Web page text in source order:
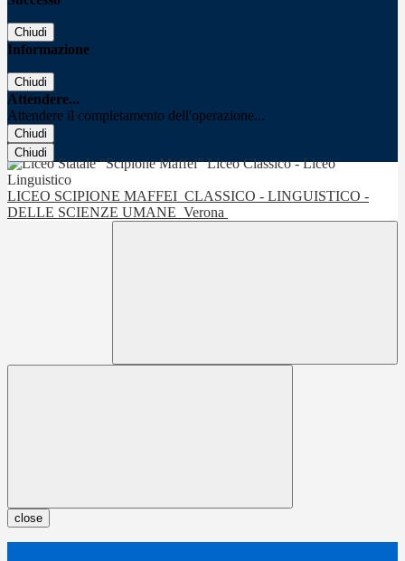
Chiudi
Informazione
Chiudi
Attendere...
Attendere il completamento dell'operazione...
Chiudi
Chiudi
LICEO SCIPIONE MAFFEI CLASSICO - LINGUISTICO -
DELLE SCIENZE UMANE Verona
close